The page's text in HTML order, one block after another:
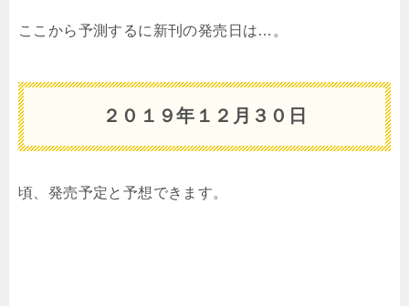
ここから予測するに新刊の発売日は…。
２０１９年１２月３０日
頃、発売予定と予想できます。